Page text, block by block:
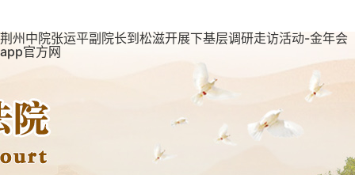
荆州中院张运平副院长到松滋开展下基层调研走访活动-金年会
app官方网